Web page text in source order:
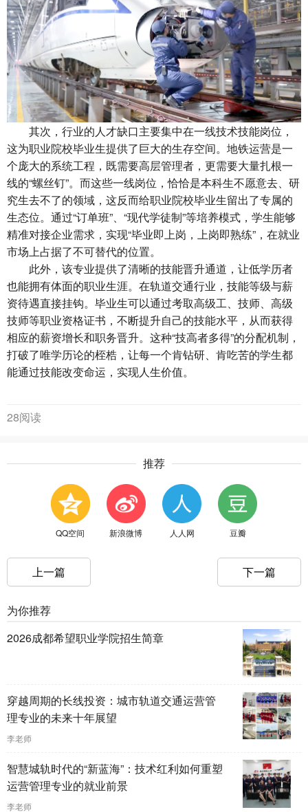
其次，行业的人才缺口主要集中在一线技术技能岗位，
这为职业院校毕业生提供了巨大的生存空间。地铁运营是一
个庞大的系统工程，既需要高层管理者，更需要大量扎根一
线的“螺丝钉”。而这些一线岗位，恰恰是本科生不愿意去、研
究生去不了的领域，这反而给职业院校毕业生留出了专属的
生态位。通过“订单班”、“现代学徒制”等培养模式，学生能够
精准对接企业需求，实现“毕业即上岗，上岗即熟练”，在就业
市场上占据了不可替代的位置。
此外，该专业提供了清晰的技能晋升通道，让低学历者
也能拥有体面的职业生涯。在轨道交通行业，技能等级与薪
资待遇直接挂钩。毕业生可以通过考取高级工、技师、高级
技师等职业资格证书，不断提升自己的技能水平，从而获得
相应的薪资增长和职务晋升。这种“技高者多得”的分配机制，
打破了唯学历论的桎梏，让每一个肯钻研、肯吃苦的学生都
能通过技能改变命运，实现人生价值。
28阅读
推荐
QQ空间 新浪微博 人人网 豆瓣
上一篇 下一篇
为你推荐
2026成都希望职业学院招生简章
穿越周期的长线投资：城市轨道交通运营管
理专业的未来十年展望
李老师
智慧城轨时代的“新蓝海”：技术红利如何重塑
运营管理专业的就业前景
李老师